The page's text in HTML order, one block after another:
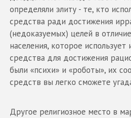
определяли элиту - те, кто
средства ради достижения
(недоказуемых) целей в
населения, которое
средства для достижения
были «психи» и «роботы», их
средств вы легко сможете
Другое религиозное место в